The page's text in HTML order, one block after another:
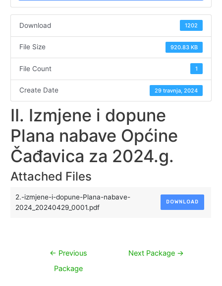
Download 1202
File Size 920.83 KB
File Count 1
Create Date 29 travnja, 2024
II. Izmjene i dopune
Plana nabave Općine
Čađavica za 2024.g.
Attached Files
2.-izmjene-i-dopune-Plana-nabave-
2024_20240429_0001.pdf
DOWNLOAD
Navigacija
← Previous
Package
Next Package →